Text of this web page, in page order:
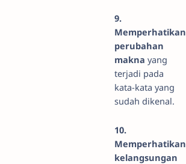
9.
Memperhatikan
perubahan
makna yang
terjadi pada
kata-kata yang
sudah dikenal.
10.
Memperhatikan
kelangsungan